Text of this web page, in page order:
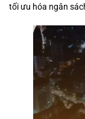
tối ưu hóa ngân